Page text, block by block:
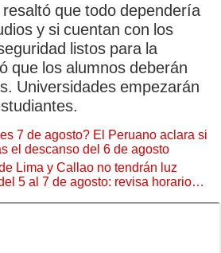
que todo dependería
y si cuentan con los
listos para la
que los alumnos deberán
Universidades empezarán
7 de agosto? El Peruano aclara si
el descanso del 6 de agosto
Lima y Callao no tendrán luz
5 al 7 de agosto: revisa horarios y